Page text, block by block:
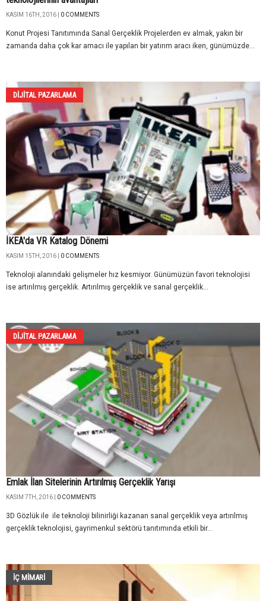
KASIM 16TH, 2016 | 0 COMMENTS
Konut Projesi Tanıtımında Sanal Gerçeklik Projelerden ev almak, yakın bir
zamanda daha çok kar amacı ile yapılan bir yatırım aracı iken, günümüzde...
DIJITAL PAZARLAMA
İKEA'da VR Katalog Dönemi
KASIM 15TH, 2016 | 0 COMMENTS
Teknoloji alanındaki gelişmeler hız kesmiyor. Günümüzün favori teknolojisi
ise artırılmış gerçeklik. Artırılmış gerçeklik ve sanal gerçeklik...
DIJITAL PAZARLAMA
Emlak İlan Sitelerinin Artırılmış Gerçeklik Yarışı
KASIM 7TH, 2016 | 0 COMMENTS
3D Gözlük ile ile teknoloji bilinirliği kazanan sanal gerçeklik veya artırılmış
gerçeklik teknolojisi, gayrimenkul sektörü tanıtımında etkili bir...
İÇ MİMARİ